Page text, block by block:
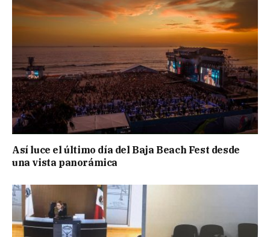
Así luce el último día del Baja Beach Fest desde
una vista panorámica